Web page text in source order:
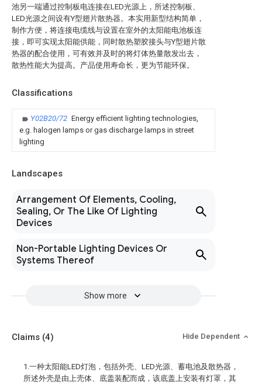
池另一端通过控制板电连接在LED光源上，所述控制板、
LED光源之间设有Y型翅片散热器。本实用新型结构简单，
制作方便，将连接电缆线与设置在室外的太阳能电池板连
接，即可实现太阳能供能，同时散热塑胶接头与Y型翅片散
热器的配合使用，可有效并及时的将灯体热量散发出去，
散热性能大为提高。产品使用寿命长，更为节能环保。
Classifications
Y02B20/72 Energy efficient lighting technologies,
e.g. halogen lamps or gas discharge lamps in street
lighting
Landscapes
Arrangement Of Elements, Cooling,
Sealing, Or The Like Of Lighting
Devices
Non-Portable Lighting Devices Or
Systems Thereof
Show more
Claims (4) Hide Dependent
1.一种太阳能LED灯泡，包括外壳、LED光源、蓄电池及散热器，
所述外壳是由上壳体、底盖装配而成，该底盖上安装有灯罩，其